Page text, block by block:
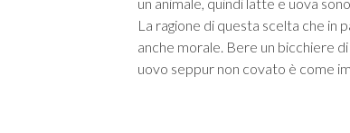
La ragione di questa scelta che in
anche morale. Bere un bicchiere
uovo seppur non covato è come